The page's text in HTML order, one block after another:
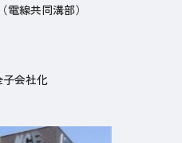
線共同溝部）
会社化